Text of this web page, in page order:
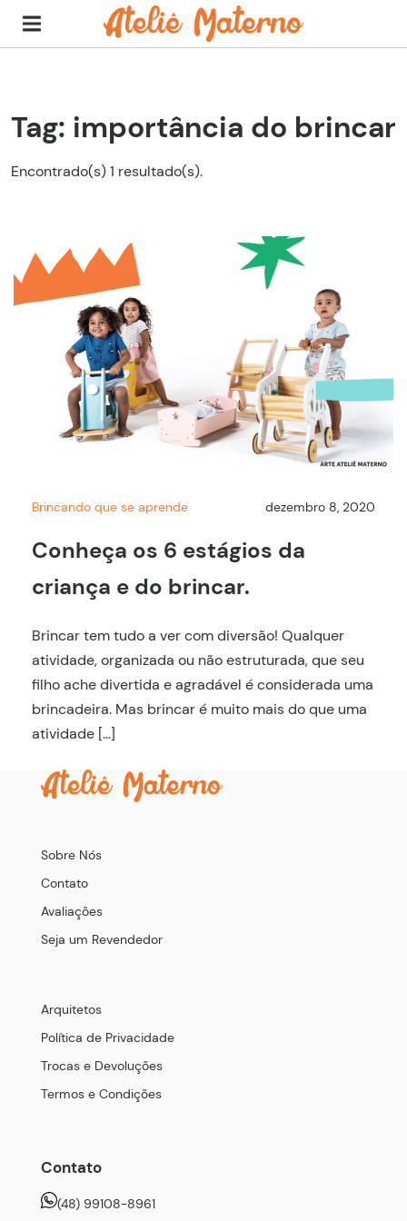
Tag: importância do brincar
Encontrado(s) 1 resultado(s).
Brincando que se aprende dezembro 8, 2020
Conheça os 6 estágios da
criança e do brincar.
Brincar tem tudo a ver com diversão! Qualquer
atividade, organizada ou não estruturada, que seu
filho ache divertida e agradável é considerada uma
brincadeira. Mas brincar é muito mais do que uma
atividade […]
Sobre Nós
Contato
Avaliações
Seja um Revendedor
Arquitetos
Política de Privacidade
Trocas e Devoluções
Termos e Condições
Contato
(48) 99108-8961